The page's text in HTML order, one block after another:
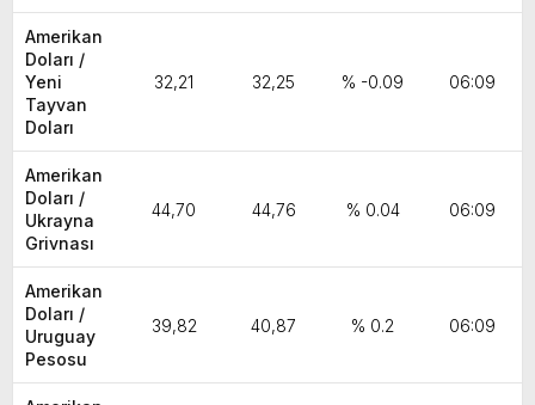
Amerikan
Doları /
Yeni
Tayvan
Doları
32,21 32,25 % -0.09 06:09
Amerikan
Doları /
Ukrayna
Grivnası
44,70 44,76 % 0.04 06:09
Amerikan
Doları /
Uruguay
Pesosu
39,82 40,87 % 0.2 06:09